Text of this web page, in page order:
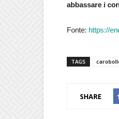
abbassare i
Fonte: https://
TAGS
SHARE